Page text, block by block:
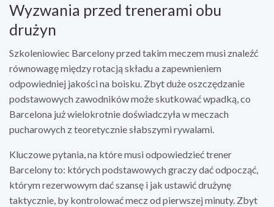
Wyzwania przed trenerami obu
drużyn
Szkoleniowiec Barcelony przed takim meczem musi znaleźć
równowagę między rotacją składu a zapewnieniem
odpowiedniej jakości na boisku. Zbyt duże oszczędzanie
podstawowych zawodników może skutkować wpadką, co
Barcelona już wielokrotnie doświadczyła w meczach
pucharowych z teoretycznie słabszymi rywalami.
Kluczowe pytania, na które musi odpowiedzieć trener
Barcelony to: których podstawowych graczy dać odpocząć,
którym rezerwowym dać szansę i jak ustawić drużynę
taktycznie, by kontrolować mecz od pierwszej minuty. Zbyt